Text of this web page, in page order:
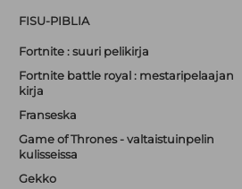
FISU-PIBLIA
Fortnite : suuri pelikirja
Fortnite battle royal : mestaripelaajan
kirja
Franseska
Game of Thrones - valtaistuinpelin
kulisseissa
Gekko